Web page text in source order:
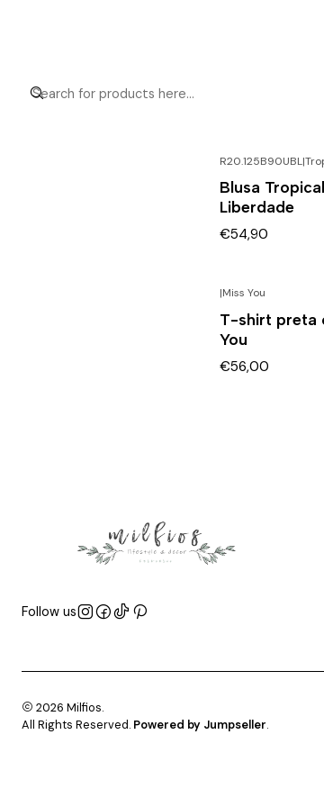
R20.125B90UBL|
Blusa
Liberdade
€54,90
|Miss You
T-shirt preta
You
€56,00
Follow us
2026 Milfios.
All Rights Reserved. Powered by Jumpseller.